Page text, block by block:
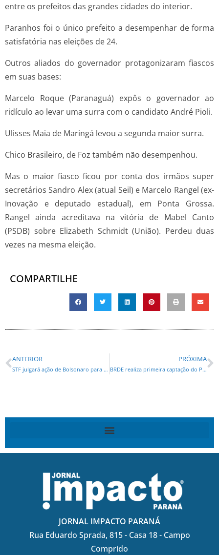
entre os prefeitos das grandes cidades do interior.
Paranhos foi o único prefeito a desempenhar de forma
satisfatória nas eleições de 24.
Outros aliados do governador protagonizaram fiascos
em suas bases:
Marcelo Roque (Paranaguá) expôs o governador ao
ridículo ao levar uma surra com o candidato André Pioli.
Ulisses Maia de Maringá levou a segunda maior surra.
Chico Brasileiro, de Foz também não desempenhou.
Mas o maior fiasco ficou por conta dos irmãos super
secretários Sandro Alex (atual Seil) e Marcelo Rangel (ex-
Inovação e deputado estadual), em Ponta Grossa.
Rangel ainda acreditava na vitória de Mabel Canto
(PSDB) sobre Elizabeth Schmidt (União). Perdeu duas
vezes na mesma eleição.
COMPARTILHE
ANTERIOR
STF julgará ação de Bolsonaro para impedir Moraes de relatar inquérito
PRÓXIMA
BRDE realiza primeira captação do País via emissão de LCDs
JORNAL IMPACTO PARANÁ
Rua Eduardo Sprada, 815 - Casa 18 - Campo
Comprido